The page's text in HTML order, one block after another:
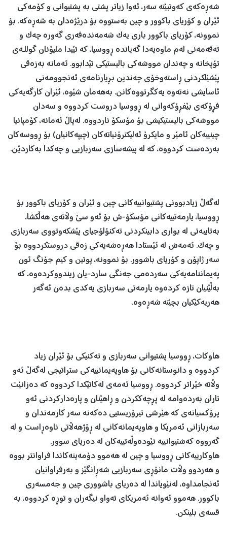
شەڕەکەی کەوتبێتە سەر، ئەوا زیاتر پشتی بە پشتیوانی و کۆمەکی
ئێران و کۆریای باکوور و چین بەستووە بۆ درێژەدان بە شەڕەکە. بۆ
نموونە، کۆریای باکوور باری یەک شەمەندەفەری گەورە چەک و
تەقەمەنی لەم ماوەیەدا گەیاندە ڕووسیا، کە تێیدا ملیۆنان گوللـەی
تۆپخانە و چەندان مووشەکی بالیستیکی تێدابوو. ئەمانە بەزەقی
پێشێلکردنی ڕاستەوخۆی چەندین بڕیارنامەی ئەنجوومەنی
ئاسایشی نەتەوە یەکگرتووەکانن. بەهەمان شێوە، ئێران کارگەیەکی
فڕۆکەی بێفڕۆکەوانی لە ڕووسیا دروست کردووە و سەدان
مووشەکی بالیستیکیشی بۆ مۆسکۆ ناردووە. لەپاڵ ئەمانە، کۆمپانیا
چینییەکان ئامێر و مایکرۆ ئەلیکترۆنیاتەکان (چیپەکانیان) بۆ ڕووسەکان
بەردەست کردووە، کە لە پیشەسازی سەربازیی و چەکدا بەکاردێن.
لەگەڵ زیادبوونی پشتیوانییەکانی چین و ئێران و کۆریای باکوور بۆ
ڕووسیا، یارمەتییەکانی مۆسکۆ-ش بۆ ئەو سێ وڵاتەی هەڵکشا،
بەتایبەتی لە بواری دابینکردنی تەکنۆلۆجیای پێشکەوتووی سەربازی
و چەک. ئەمەش لە ئێستادا هەڕەشەیەکی زەقی دروستکردووە بۆ
سەر ژاپۆن و کۆریای باشوور. بۆ نموونە، پوتین و کیم جۆنگ ئون
پەیماننامەیەکی سەردەمی جەنگی سارد-یان زیندووکردەوە، کە
بەڵێنیان تازە کردەوە یارمەتی سەربازی یەکدی بدەن ئەگەر
هەریەکێکیان بچێتە شەڕەوە.
هاوکات، ڕووسیا پشتیوانی سەربازی و تەکنیکی بۆ ئێران زیاد
کردووە و دانوستانەکانی بۆ هاوپەیمانییەکی ستراتیجی لەگەڵ ئەو
وڵاتە خێراتر کردووە. ڕووسیا ئەمەی لەکاتێکدا کردووە کە دەزانێت
تاران بەردەوامە لە پڕچەککردن و ڕاهێنان و پارەدارکردنی ئەو
پرۆکسیانەی کە هێرشی تیرۆریستیی دەکەنە سەر کارمەندان و
سەربازانی ئەمریکا و هاوپەیمانەکانی لە ڕۆژهەڵاتی ناوەڕاست و لە
گەرووە کەشتیوانییە نێودەوڵەتییەکان لە دەریای سوور.
هاوکارییەکانی ڕووسیا و چین لە هەموو دۆمەینەکاندا فراوانتر بووە
و هەردوو وڵات مانۆڕی سەربازیی شەڕانگێز و بەرفراوانیان
ئەنجامداوە، لەنێویاندا لە دەریای باشووری چین و جەمسەری
باکوور. هەموو ئەوانە ئەمریکای تەواو نیگەران و توڕە کردووە، بە
قسەی بلینکن.